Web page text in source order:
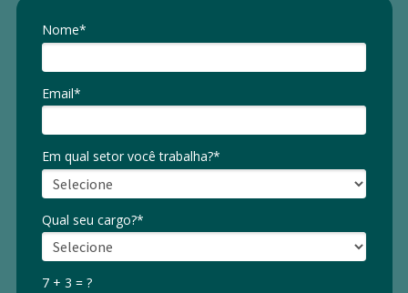
Nome*
Email*
Em qual setor você trabalha?*
Qual seu cargo?*
7 + 3 = ?